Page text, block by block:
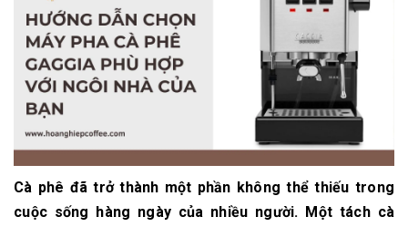
Cà phê đã trở thành một phần không thể thiếu trong
cuộc sống hàng ngày của nhiều người. Một tách cà